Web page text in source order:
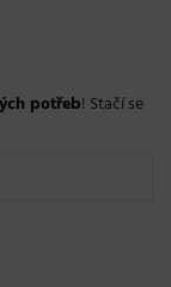
potřeb! Stačí se